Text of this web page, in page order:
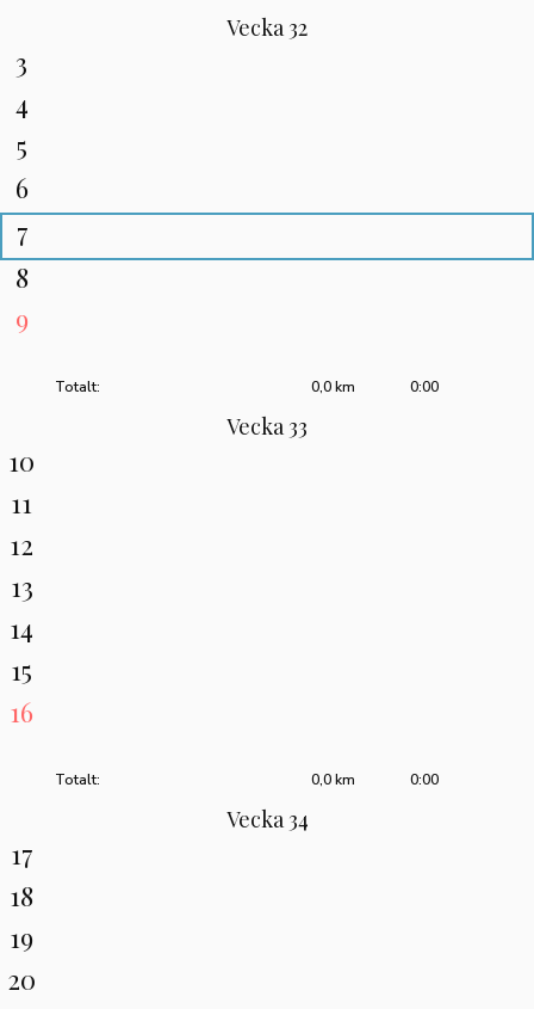
Vecka 32
3
4
5
6
7
8
9
Totalt: 0:00
0,0 km
Vecka 33
10
11
12
13
14
15
16
Totalt: 0:00
0,0 km
Vecka 34
17
18
19
20